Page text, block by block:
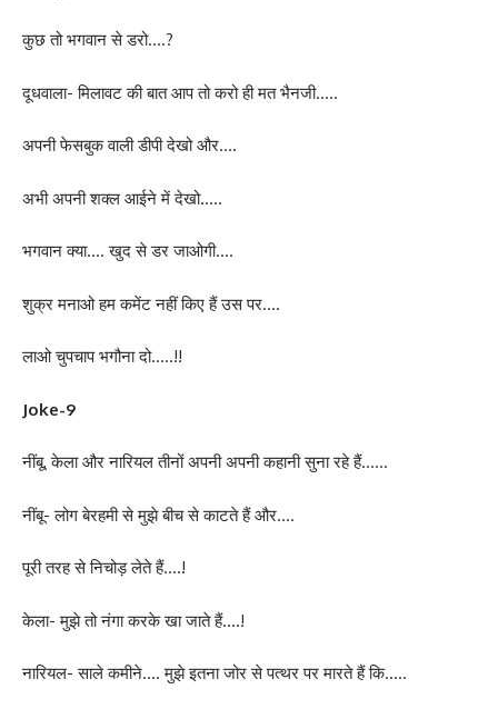
कुछ तो भगवान से डरो….?
दूधवाला- मिलावट की बात आप तो करो ही मत भैनजी…..
अपनी फेसबुक वाली डीपी देखो और….
अभी अपनी शक्ल आईने में देखो…..
भगवान क्या…. खुद से डर जाओगी….
शुक्र मनाओ हम कमेंट नहीं किए हैं उस पर….
लाओ चुपचाप भगौना दो…..!!
Joke-9
नींबू, केला और नारियल तीनों अपनी अपनी कहानी सुना रहे हैं……
नींबू- लोग बेरहमी से मुझे बीच से काटते हैं और….
पूरी तरह से निचोड़ लेते हैं….!
केला- मुझे तो नंगा करके खा जाते हैं….!
नारियल- साले कमीने…. मुझे इतना जोर से पत्थर पर मारते हैं कि…..